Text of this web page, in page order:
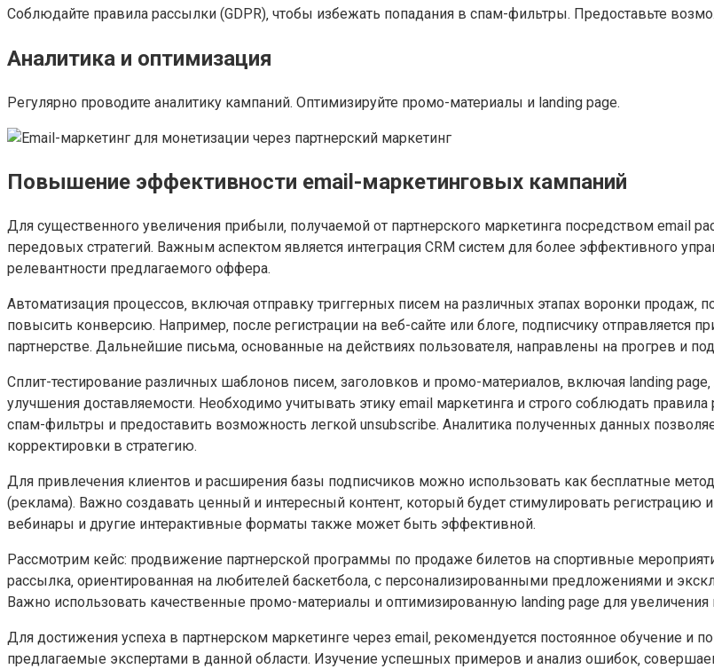
Соблюдайте правила рассылки (GDPR)‚ чтобы избежать попадания в спам-фильтры. Предоставьте
Аналитика и оптимизация
Регулярно проводите аналитику кампаний. Оптимизируйте промо-материалы и landing page.
Повышение эффективности email-маркетинговых кампаний
Для существенного увеличения прибыли‚ получаемой от партнерского маркетинга посредством email
передовых стратегий. Важным аспектом является интеграция CRM систем для более эффективного
релевантности предлагаемого оффера.
Автоматизация процессов‚ включая отправку триггерных писем на различных этапах воронки продаж‚
повысить конверсию. Например‚ после регистрации на веб-сайте или блоге‚ подписчику
партнерстве. Дальнейшие письма‚ основанные на действиях пользователя‚ направлены на прогрев и
Сплит-тестирование различных шаблонов писем‚ заголовков и промо-материалов‚ включая landing
улучшения доставляемости. Необходимо учитывать этику email маркетинга и строго соблюдать
спам-фильтры и предоставить возможность легкой unsubscribe. Аналитика полученных данных
корректировки в стратегию.
Для привлечения клиентов и расширения базы подписчиков можно использовать как бесплатные
(реклама). Важно создавать ценный и интересный контент‚ который будет стимулировать
вебинары и другие интерактивные форматы также может быть эффективной.
Рассмотрим кейс: продвижение партнерской программы по продаже билетов на спортивные
рассылка‚ ориентированная на любителей баскетбола‚ с персонализированными предложениями и
Важно использовать качественные промо-материалы и оптимизированную landing page для увеличения
Для достижения успеха в партнерском маркетинге через email‚ рекомендуется постоянное обучение
предлагаемые экспертами в данной области. Изучение успешных примеров и анализ ошибок‚